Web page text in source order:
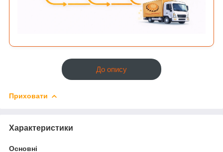
До опису
Приховати
Характеристики
Основні